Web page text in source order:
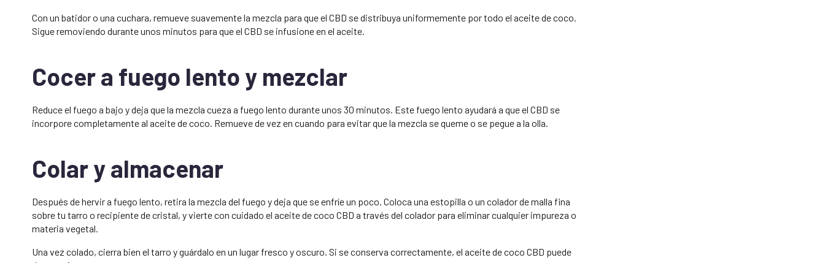
Con un batidor o una cuchara, remueve suavemente la mezcla para que el CBD se distribuya uniformemente por todo el aceite de coco.
Sigue removiendo durante unos minutos para que el CBD se infusione en el aceite.
Cocer a fuego lento y mezclar
Reduce el fuego a bajo y deja que la mezcla cueza a fuego lento durante unos 30 minutos. Este fuego lento ayudará a que el CBD se
incorpore completamente al aceite de coco. Remueve de vez en cuando para evitar que la mezcla se queme o se pegue a la olla.
Colar y almacenar
Después de hervir a fuego lento, retira la mezcla del fuego y deja que se enfríe un poco. Coloca una estopilla o un colador de malla fina
sobre tu tarro o recipiente de cristal, y vierte con cuidado el aceite de coco CBD a través del colador para eliminar cualquier impureza o
materia vegetal.
Una vez colado, cierra bien el tarro y guárdalo en un lugar fresco y oscuro. Si se conserva correctamente, el aceite de coco CBD puede